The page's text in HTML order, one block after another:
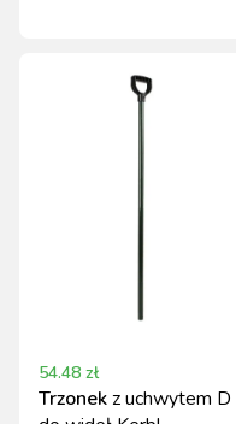
54.48 zł
Trzonekz uchwytem D